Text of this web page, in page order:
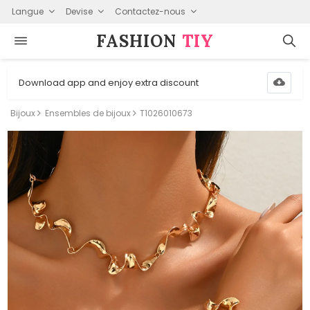
Langue Devise Contactez-nous
FASHION⁠ TIY
Download app and enjoy extra discount
Bijoux Ensembles de bijoux T1026010673